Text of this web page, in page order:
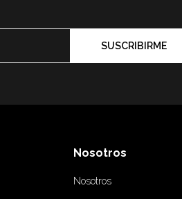
SUSCRIBIRME
Nosotros
Nosotros